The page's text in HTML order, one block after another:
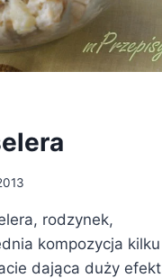
rodzynek,
kompozycja kilku
dająca duży efekt